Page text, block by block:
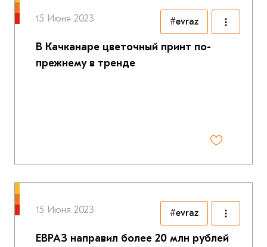
15 Июня 2023
В Качканаре цветочный принт по-
прежнему в тренде
#evraz
15 Июня 2023
ЕВРАЗ направил более 20 млн рублей
#evraz